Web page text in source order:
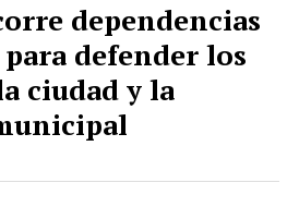
dependencias
defender los
ciudad y la